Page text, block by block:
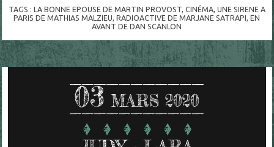
TAGS : LA BONNE EPOUSE DE MARTIN PROVOST, CINÉMA, UNE SIRENE A
PARIS DE MATHIAS MALZIEU ,RADIOACTIVE DE MARJANE SATRAPI ,EN
AVANT DE DAN SCANLON
03 MARS 2020